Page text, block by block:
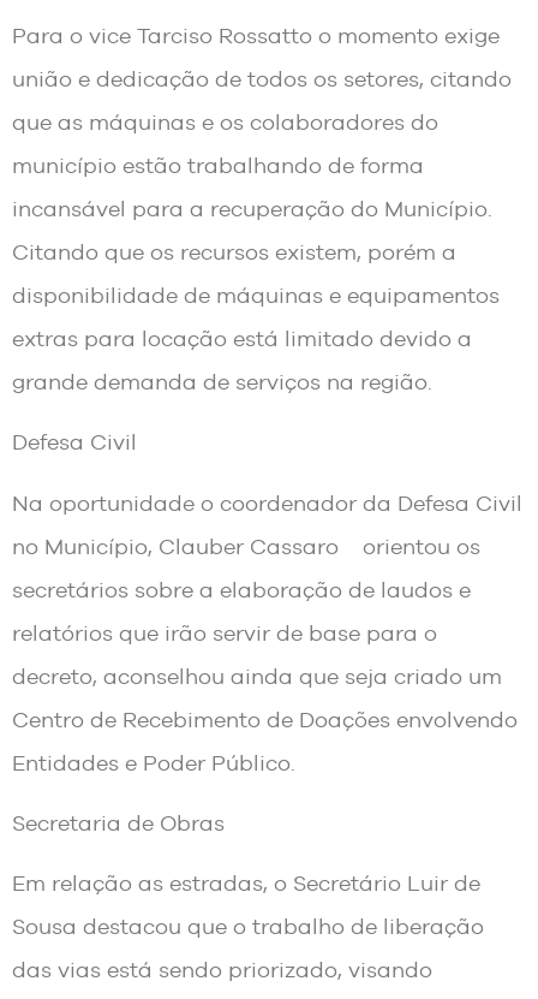
Para o vice Tarciso Rossatto o momento exige
união e dedicação de todos os setores, citando
que as máquinas e os colaboradores do
município estão trabalhando de forma
incansável para a recuperação do Município.
Citando que os recursos existem, porém a
disponibilidade de máquinas e equipamentos
extras para locação está limitado devido a
grande demanda de serviços na região.
Defesa Civil
Na oportunidade o coordenador da Defesa Civil
no Município, Clauber Cassaro orientou os
secretários sobre a elaboração de laudos e
relatórios que irão servir de base para o
decreto, aconselhou ainda que seja criado um
Centro de Recebimento de Doações envolvendo
Entidades e Poder Público.
Secretaria de Obras
Em relação as estradas, o Secretário Luir de
Sousa destacou que o trabalho de liberação
das vias está sendo priorizado, visando